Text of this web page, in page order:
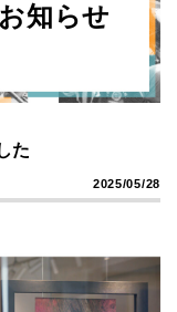
知らせ
た
2025/05/28